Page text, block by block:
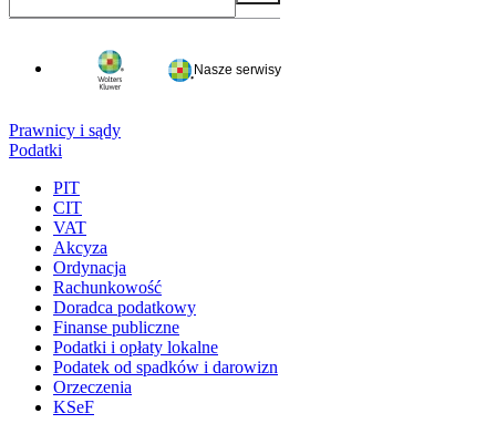
Nasze serwisy
Prawnicy i sądy
Podatki
PIT
CIT
VAT
Akcyza
Ordynacja
Rachunkowość
Doradca podatkowy
Finanse publiczne
Podatki i opłaty lokalne
Podatek od spadków i darowizn
Orzeczenia
KSeF